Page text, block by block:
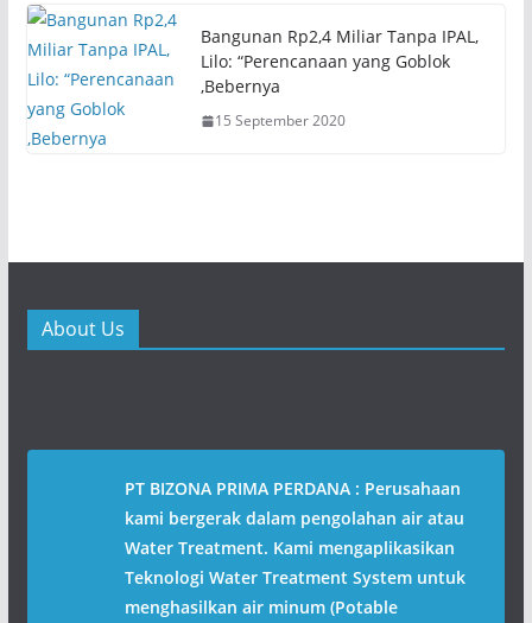
w
)
o
)
Bangunan Rp2,4 Miliar Tanpa IPAL,
Lilo: “Perencanaan yang Goblok
,Bebernya
15 September 2020
About Us
PT BIZONA PRIMA PERDANA : Perusahaan
kami bergerak dalam pengolahan air atau
Water Treatment. Kami mengaplikasikan
Teknologi Water Treatment System untuk
menghasilkan air minum (Potable